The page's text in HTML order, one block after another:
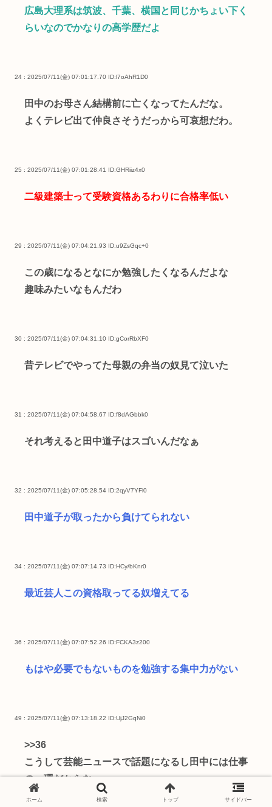
広島大理系は筑波、千葉、横国と同じかちょい下く
らいなのでかなりの高学歴だよ
24 : 2025/07/11(金) 07:01:17.70 ID:l7oAhR1D0
田中のお母さん結構前に亡くなってたんだな。
よくテレビ出て仲良さそうだっから可哀想だわ。
25 : 2025/07/11(金) 07:01:28.41 ID:GHRiiz4x0
二級建築士って受験資格あるわりに合格率低い
29 : 2025/07/11(金) 07:04:21.93 ID:u9ZsGqc+0
この歳になるとなにか勉強したくなるんだよな
趣味みたいなもんだわ
30 : 2025/07/11(金) 07:04:31.10 ID:gCorRbXF0
昔テレビでやってた母親の弁当の奴見て泣いた
31 : 2025/07/11(金) 07:04:58.67 ID:f8dAGbbk0
それ考えると田中道子はスゴいんだなぁ
32 : 2025/07/11(金) 07:05:28.54 ID:2qyV7YFl0
田中道子が取ったから負けてられない
34 : 2025/07/11(金) 07:07:14.73 ID:HCy/bKnr0
最近芸人この資格取ってる奴増えてる
36 : 2025/07/11(金) 07:07:52.26 ID:FCKA3z200
もはや必要でもないものを勉強する集中力がない
49 : 2025/07/11(金) 07:13:18.22 ID:UjJ2GqNi0
>>36
こうして芸能ニュースで話題になるし田中には仕事
の一環だからな
芸人も飽和状態だからみんな色んな手を使うねw ロ
ホーム 検索 トップ サイドバー